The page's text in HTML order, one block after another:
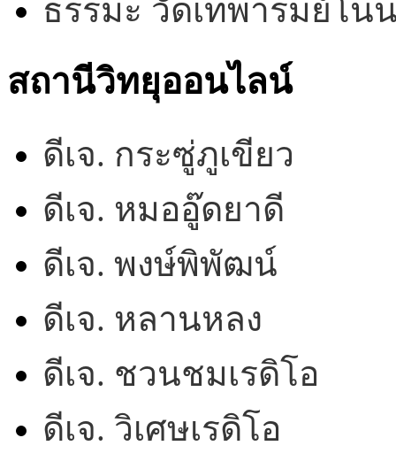
ธรรมะ วัดเทพารมย์โน
สถานีวิทยุออนไลน์
ดีเจ. กระซู่ภูเขียว
ดีเจ. หมออู๊ดยาดี
ดีเจ. พงษ์พิพัฒน์
ดีเจ. หลานหลง
ดีเจ. ชวนชมเรดิโอ
ดีเจ. วิเศษเรดิโอ